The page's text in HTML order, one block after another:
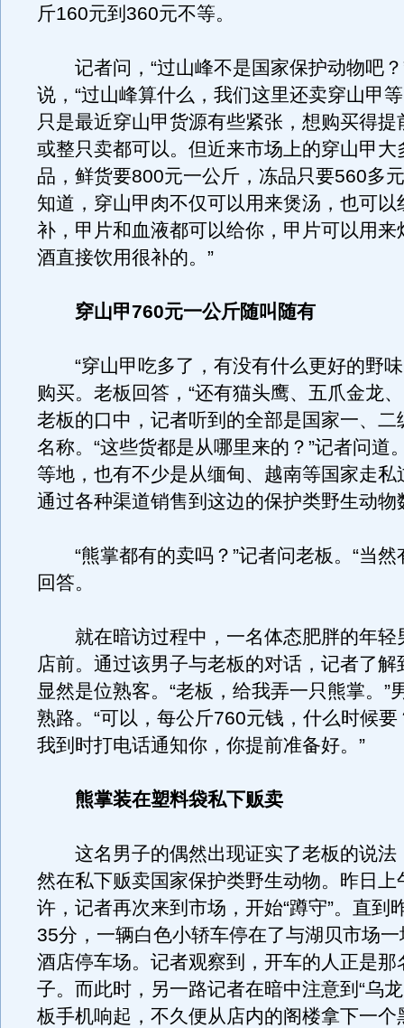
斤160元到360元不等。
记者问，“过山峰不是国家保护动物吧？
说，“过山峰算什么，我们这里还卖穿山甲
只是最近穿山甲货源有些紧张，想购买得提
或整只卖都可以。但近来市场上的穿山甲大
品，鲜货要800元一公斤，冻品只要560多
知道，穿山甲肉不仅可以用来煲汤，也可以
补，甲片和血液都可以给你，甲片可以用来
酒直接饮用很补的。”
穿山甲760元一公斤随叫随有
“穿山甲吃多了，有没有什么更好的野味
购买。老板回答，“还有猫头鹰、五爪金龙
老板的口中，记者听到的全部是国家一、二
名称。“这些货都是从哪里来的？”记者问道
等地，也有不少是从缅甸、越南等国家走私
通过各种渠道销售到这边的保护类野生动物
“熊掌都有的卖吗？”记者问老板。“当然
回答。
就在暗访过程中，一名体态肥胖的年轻
店前。通过该男子与老板的对话，记者了解
显然是位熟客。“老板，给我弄一只熊掌。”
熟路。“可以，每公斤760元钱，什么时候要
我到时打电话通知你，你提前准备好。”
熊掌装在塑料袋私下贩卖
这名男子的偶然出现证实了老板的说法
然在私下贩卖国家保护类野生动物。昨日上
许，记者再次来到市场，开始“蹲守”。直到
35分，一辆白色小轿车停在了与湖贝市场
酒店停车场。记者观察到，开车的人正是那
子。而此时，另一路记者在暗中注意到“乌
板手机响起，不久便从店内的阁楼拿下一个